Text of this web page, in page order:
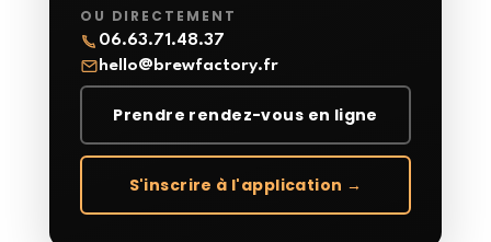
OU DIRECTEMENT
06.63.71.48.37
hello@brewfactory.fr
Prendre rendez-vous en ligne
S'inscrire à l'application →